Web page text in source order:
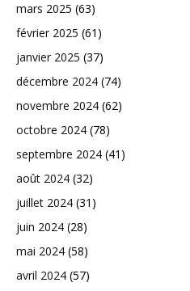
mars 2025 (63)
février 2025 (61)
janvier 2025 (37)
décembre 2024 (74)
novembre 2024 (62)
octobre 2024 (78)
septembre 2024 (41)
août 2024 (32)
juillet 2024 (31)
juin 2024 (28)
mai 2024 (58)
avril 2024 (57)